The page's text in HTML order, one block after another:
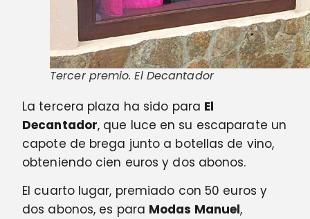
Tercer premio. El Decantador
La tercera plaza ha sido para El
Decantador, que luce en su escaparate un
capote de brega junto a botellas de vino,
obteniendo cien euros y dos abonos.
El cuarto lugar, premiado con 50 euros y
dos abonos, es para Modas Manuel,